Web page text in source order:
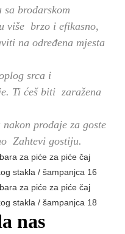
brodarskom
više brzo i efikasno,
na određena mjesta
srca i
Ti ćeš biti zaražena
prodaje za goste
Zahtevi gostiju.
nas